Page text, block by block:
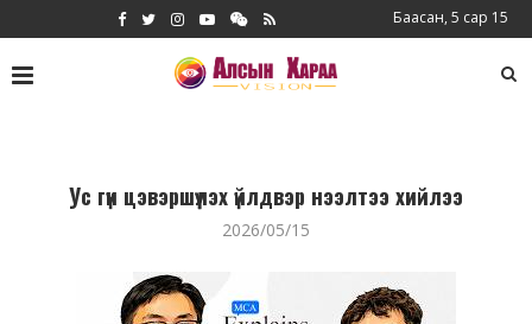
Баасан, 5 сар 15
Ус гүн цэвэршүүлэх үйлдвэр нээлтээ хийлээ
2026/05/15